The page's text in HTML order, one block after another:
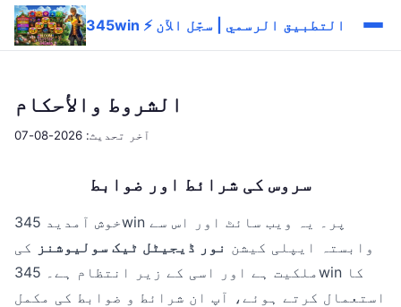
345win ⚡ التطبيق الرسمي | سجّل الآن
الشروط والأحكام
آخر تحديث: 2026-08-07
سروس کی شرائط اور ضوابط
خوش آمدید 345win پر۔ یہ ویب سائٹ اور اس سے
وابستہ ایپلی کیشن نور ڈیجیٹل ٹیک سولیوشنز کی
ملکیت ہے اور اسی کے زیر انتظام ہے۔ 345win کا
استعمال کرتے ہوئے، آپ ان شرائط و ضوابط کی مکمل